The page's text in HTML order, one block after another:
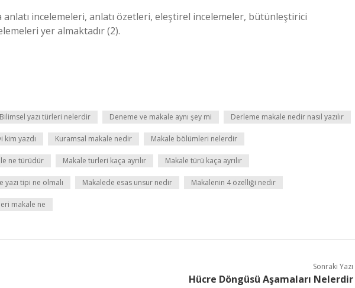
anlatı incelemeleri, anlatı özetleri, eleştirel incelemeler, bütünleştirici
yer almaktadır (2).
Bilimsel yazı türleri nelerdir Deneme ve makale aynı şey mi Derleme makale nedir nasıl yazılır
kim yazdı Kuramsal makale nedir Makale bölümleri nelerdir
ne türüdür Makale turleri kaça ayrılır Makale türü kaça ayrılır
yazı tipi ne olmalı Makalede esas unsur nedir Makalenin 4 özelliği nedir
makale ne
Sonraki Yazı
Hücre Döngüsü Aşamaları Nelerdir